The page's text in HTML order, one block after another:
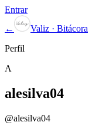
Entrar
←
Valiz · Bitácora
Perfil
A
alesilva04
@alesilva04